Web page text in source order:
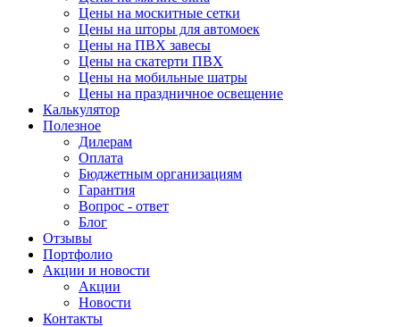
Цены на москитные сетки
Цены на шторы для автомоек
Цены на ПВХ завесы
Цены на скатерти ПВХ
Цены на мобильные шатры
Цены на праздничное освещение
Калькулятор
Полезное
Дилерам
Оплата
Бюджетным организациям
Гарантия
Вопрос - ответ
Блог
Отзывы
Портфолио
Акции и новости
Акции
Новости
Контакты